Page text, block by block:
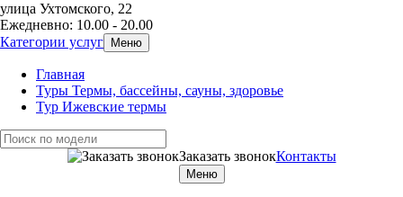
улица Ухтомского, 22
Ежедневно: 10.00 - 20.00
Категории услуг
Меню
Главная
Туры Термы, бассейны, сауны, здоровье
Тур Ижевские термы
Заказать звонокКонтакты
Меню